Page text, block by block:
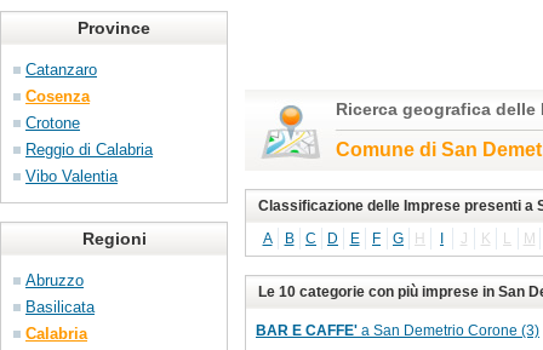
Province
Catanzaro
Cosenza
Crotone
Reggio di Calabria
Vibo Valentia
Regioni
Abruzzo
Basilicata
Calabria
Ricerca geografica delle
Comune di San
Classificazione delle Imprese presenti a
A
B C D E F G H J K L M
Le 10 categorie con più imprese in San
BAR E CAFFE' a San Demetrio Corone (3)